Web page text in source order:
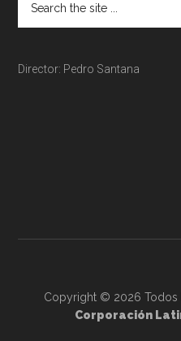
Director: Pedro Santana
Copyright © 2026 Todos
Corporación